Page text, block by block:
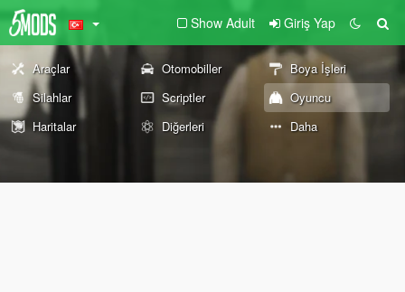
Show Adult Giriş Yap
Araçlar Otomobiller
Boya İşleri
Silahlar
Scriptler
Oyuncu
Haritalar
Diğerleri Daha